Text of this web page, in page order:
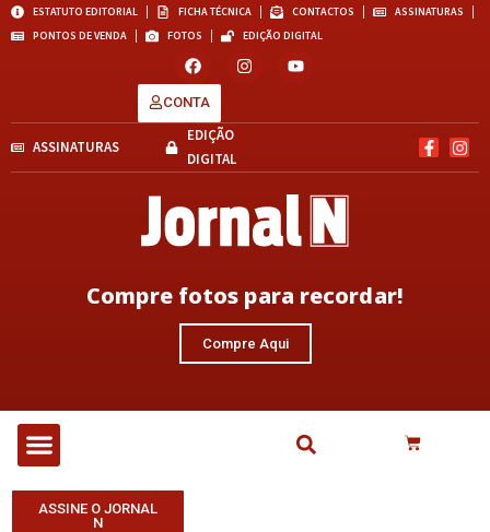
ESTATUTO EDITORIAL FICHA TÉCNICA CONTACTOS
ASSINATURAS
PONTOS DE VENDA
FOTOS EDIÇÃO DIGITAL
CONTA
ASSINATURAS
EDIÇÃO
DIGITAL
Compre fotos para recordar!
Compre Aqui
ASSINE O JORNAL
N